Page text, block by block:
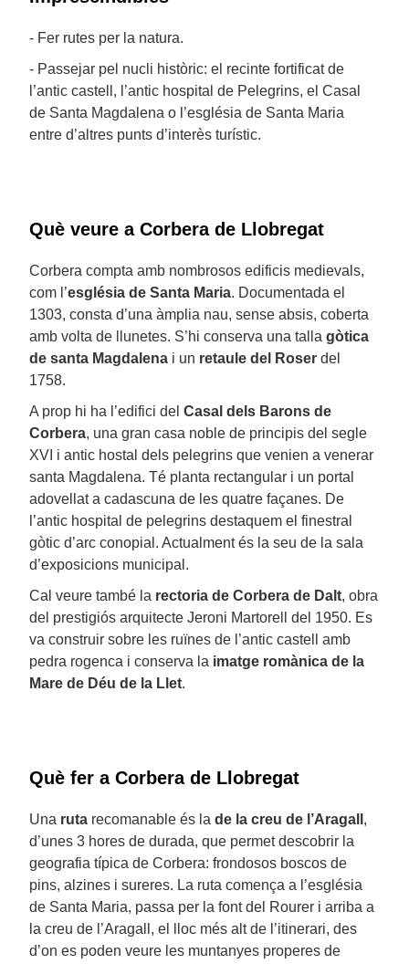
- Fer rutes per la natura.
- Passejar pel nucli històric: el recinte fortificat de
l’antic castell, l’antic hospital de Pelegrins, el Casal
de Santa Magdalena o l’església de Santa Maria
entre d’altres punts d’interès turístic.
Què veure a Corbera de Llobregat
Corbera compta amb nombrosos edificis medievals,
com l’església de Santa Maria. Documentada el
1303, consta d’una àmplia nau, sense absis, coberta
amb volta de llunetes. S’hi conserva una talla gòtica
de santa Magdalena i un retaule del Roser del
1758.
A prop hi ha l’edifici del Casal dels Barons de
Corbera, una gran casa noble de principis del segle
XVI i antic hostal dels pelegrins que venien a venerar
santa Magdalena. Té planta rectangular i un portal
adovellat a cadascuna de les quatre façanes. De
l’antic hospital de pelegrins destaquem el finestral
gòtic d’arc conopial. Actualment és la seu de la sala
d’exposicions municipal.
Cal veure també la rectoria de Corbera de Dalt, obra
del prestigiós arquitecte Jeroni Martorell del 1950. Es
va construir sobre les ruïnes de l’antic castell amb
pedra rogenca i conserva la imatge romànica de la
Mare de Déu de la Llet.
Què fer a Corbera de Llobregat
Una ruta recomanable és la de la creu de l’Aragall ,
d’unes 3 hores de durada, que permet descobrir la
geografia típica de Corbera: frondosos boscos de
pins, alzines i sureres. La ruta comença a l’església
de Santa Maria, passa per la font del Rourer i arriba a
la creu de l’Aragall, el lloc més alt de l’itinerari, des
d’on es poden veure les muntanyes properes de